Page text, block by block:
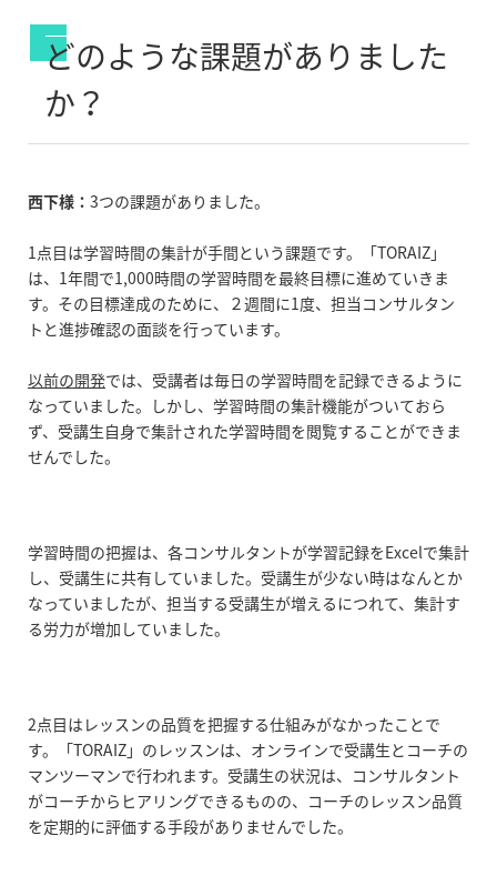
どのような課題がありました
か？
西下様： 3つの課題がありました。
1点目は学習時間の集計が手間という課題です。「TORAIZ」
は、1年間で1,000時間の学習時間を最終目標に進めていきま
す。その目標達成のために、２週間に1度、担当コンサルタン
トと進捗確認の面談を行っています。
以前の開発では、受講者は毎日の学習時間を記録できるように
なっていました。しかし、学習時間の集計機能がついておら
ず、受講生自身で集計された学習時間を閲覧することができま
せんでした。
学習時間の把握は、各コンサルタントが学習記録をExcelで集計
し、受講生に共有していました。受講生が少ない時はなんとか
なっていましたが、担当する受講生が増えるにつれて、集計す
る労力が増加していました。
2点目はレッスンの品質を把握する仕組みがなかったことで
す。「TORAIZ」のレッスンは、オンラインで受講生とコーチの
マンツーマンで行われます。受講生の状況は、コンサルタント
がコーチからヒアリングできるものの、コーチのレッスン品質
を定期的に評価する手段がありませんでした。